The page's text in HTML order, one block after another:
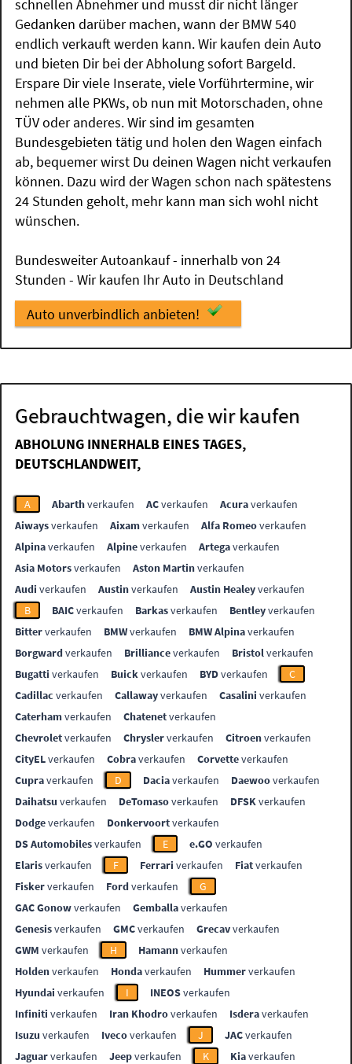
schnellen Abnehmer und musst dir nicht länger
Gedanken darüber machen, wann der BMW 540
endlich verkauft werden kann. Wir kaufen dein Auto
und bieten Dir bei der Abholung sofort Bargeld.
Erspare Dir viele Inserate, viele Vorführtermine, wir
nehmen alle PKWs, ob nun mit Motorschaden, ohne
TÜV oder anderes. Wir sind im gesamten
Bundesgebieten tätig und holen den Wagen einfach
ab, bequemer wirst Du deinen Wagen nicht verkaufen
können. Dazu wird der Wagen schon nach spätestens
24 Stunden geholt, mehr kann man sich wohl nicht
wünschen.
Bundesweiter Autoankauf - innerhalb von 24
Stunden - Wir kaufen Ihr Auto in Deutschland
Auto unverbindlich anbieten!
Gebrauchtwagen, die wir kaufen
ABHOLUNG INNERHALB EINES TAGES,
DEUTSCHLANDWEIT,
A Abarthverkaufen ACverkaufen Acuraverkaufen
Aiwaysverkaufen Aixamverkaufen Alfa Romeoverkaufen
Alpinaverkaufen Alpineverkaufen Artegaverkaufen
Asia Motorsverkaufen Aston Martinverkaufen
Audi verkaufen Austinverkaufen Austin Healeyverkaufen
B
BAICverkaufen Barkasverkaufen Bentleyverkaufen
Bitterverkaufen BMWverkaufen BMW Alpinaverkaufen
Borgwardverkaufen Brillianceverkaufen Bristolverkaufen
Bugatti verkaufen Buickverkaufen BYDverkaufen
C
Cadillac verkaufen Callawayverkaufen Casalini verkaufen
Caterhamverkaufen Chatenetverkaufen
Chevroletverkaufen Chryslerverkaufen Citroenverkaufen
CityELverkaufen Cobraverkaufen Corvetteverkaufen
Cupraverkaufen D Daciaverkaufen Daewooverkaufen
Daihatsu verkaufen DeTomasoverkaufen DFSKverkaufen
Dodgeverkaufen Donkervoortverkaufen
DS Automobilesverkaufen E e.GO verkaufen
Elarisverkaufen F Ferrari verkaufen Fiatverkaufen
Fiskerverkaufen Fordverkaufen
G
GAC Gonowverkaufen Gemballaverkaufen
Genesisverkaufen GMCverkaufen Grecavverkaufen
GWM verkaufen H Hamannverkaufen
Holdenverkaufen Hondaverkaufen Hummerverkaufen
Hyundai verkaufen I INEOSverkaufen
Infiniti verkaufen Iran Khodroverkaufen Isderaverkaufen
Isuzu verkaufen Ivecoverkaufen J JACverkaufen
Jaguarverkaufen Jeepverkaufen K Kiaverkaufen